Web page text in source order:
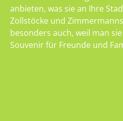
anbieten, was sie an Ihre
Zollstöcke und
besonders auch, weil man
Souvenir für Freunde und